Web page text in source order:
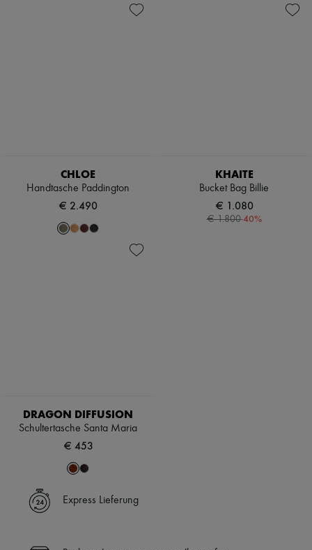
CHLOE
Handtasche Paddington
€ 2.490
KHAITE
Bucket Bag Billie
€ 1.080
€ 1.800-40%
DRAGON DIFFUSION
Schultertasche Santa Maria
€ 453
Express Lieferung